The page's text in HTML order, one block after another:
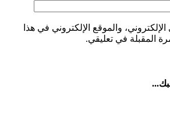
والموقع الإلكتروني في هذا
المقبلة في تعليقي.